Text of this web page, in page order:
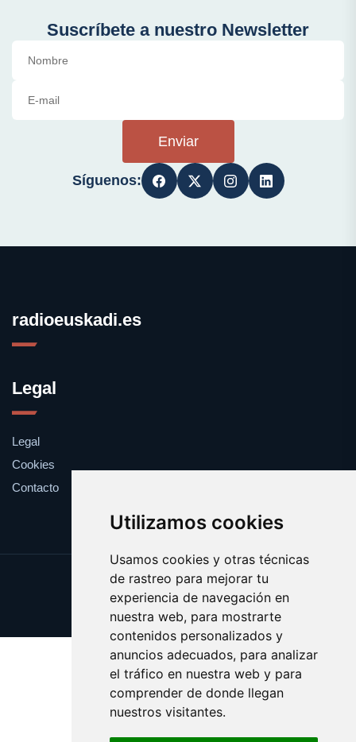
Utilizamos cookies
Usamos cookies y otras técnicas
de rastreo para mejorar tu
experiencia de navegación en
nuestra web, para mostrarte
contenidos personalizados y
anuncios adecuados, para analizar
el tráfico en nuestra web y para
comprender de donde llegan
nuestros visitantes.
Suscríbete a nuestro Newsletter
Enviar
Síguenos:
radioeuskadi.es
Legal
Legal
Cookies
Contacto
Update cookies preferences
Copyright © 2025 radioeuskadi.es